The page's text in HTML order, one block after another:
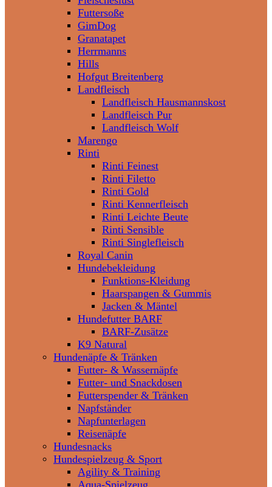
Futtersoße
GimDog
Granatapet
Herrmanns
Hills
Hofgut Breitenberg
Landfleisch
Landfleisch Hausmannskost
Landfleisch Pur
Landfleisch Wolf
Marengo
Rinti
Rinti Feinest
Rinti Filetto
Rinti Gold
Rinti Kennerfleisch
Rinti Leichte Beute
Rinti Sensible
Rinti Singlefleisch
Royal Canin
Hundebekleidung
Funktions-Kleidung
Haarspangen & Gummis
Jacken & Mäntel
Hundefutter BARF
BARF-Zusätze
K9 Natural
Hundenäpfe & Tränken
Futter- & Wassernäpfe
Futter- und Snackdosen
Futterspender & Tränken
Napfständer
Napfunterlagen
Reisenäpfe
Hundesnacks
Hundespielzeug & Sport
Agility & Training